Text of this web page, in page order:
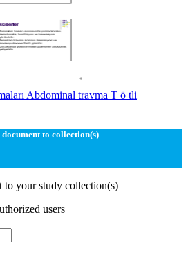
Abdominal travma T ö tli
to collection(s)
to your study collection(s)
users